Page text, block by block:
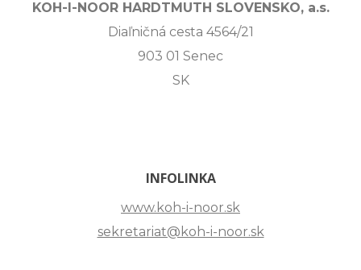
KOH-I-NOOR HARDTMUTH SLOVENSKO, a.s.
Diaľničná cesta 4564/21
903 01 Senec
SK
INFOLINKA
www.koh-i-noor.sk
sekretariat@koh-i-noor.sk